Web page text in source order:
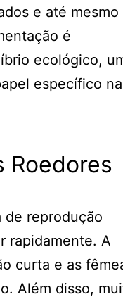
e até mesmo
é
ecológico,
específico na
Roedores
de reprodução
rapidamente. A
curta e as
Além disso,